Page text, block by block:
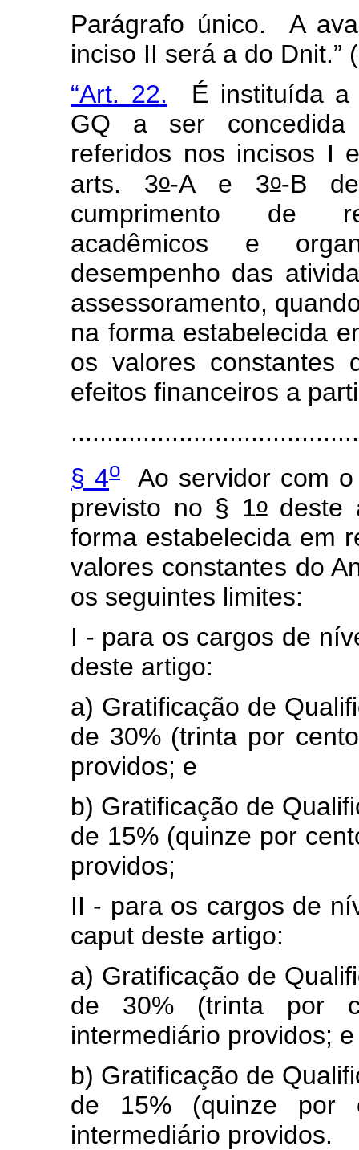
Parágrafo único. A
inciso II será a do Dnit.”
“Art. 22. É instituída a
GQ a ser concedida
referidos nos incisos I
arts. 3o-A e 3o-B
cumprimento de
acadêmicos e
desempenho das
assessoramento,
na forma estabelecida
os valores constantes
efeitos financeiros a
§ 4o Ao servidor com
previsto no § 1odeste
forma estabelecida em
valores constantes do
os seguintes limites:
I - para os cargos de
deste artigo:
a) Gratificação de
de 30% (trinta por
providos; e
b) Gratificação de
de 15% (quinze por
providos;
II - para os cargos de
caput deste artigo:
a) Gratificação de
de 30% (trinta por
intermediário providos; e
b) Gratificação de
de 15% (quinze por
intermediário providos.